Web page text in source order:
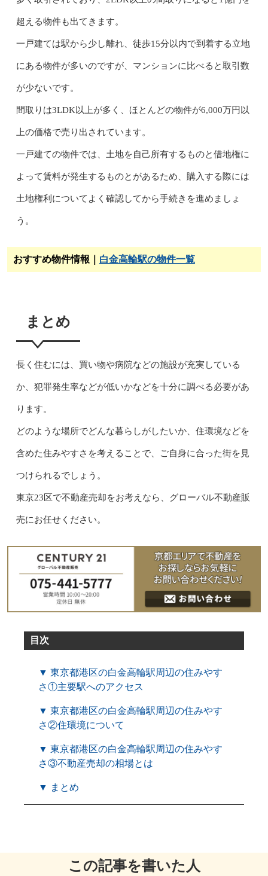
超える物件も出てきます。
一戸建ては駅から少し離れ、徒歩15分以内で到着する立地
にある物件が多いのですが、マンションに比べると取引数
が少ないです。
間取りは3LDK以上が多く、ほとんどの物件が6,000万円以
上の価格で売り出されています。
一戸建ての物件では、土地を自己所有するものと借地権に
よって賃料が発生するものとがあるため、購入する際には
土地権利についてよく確認してから手続きを進めましょ
う。
おすすめ物件情報｜ 白金高輪駅の物件一覧
まとめ
長く住むには、買い物や病院などの施設が充実している
か、犯罪発生率などが低いかなどを十分に調べる必要があ
ります。
どのような場所でどんな暮らしがしたいか、住環境などを
含めた住みやすさを考えることで、ご自身に合った街を見
つけられるでしょう。
東京23区で不動産売却をお考えなら、グローバル不動産販
売にお任せください。
目次
▼ 東京都港区の白金高輪駅周辺の住みやす
さ①主要駅へのアクセス
▼ 東京都港区の白金高輪駅周辺の住みやす
さ②住環境について
▼ 東京都港区の白金高輪駅周辺の住みやす
さ③不動産売却の相場とは
▼ まとめ
この記事を書いた人